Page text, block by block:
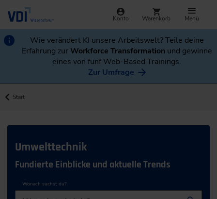
Konto Warenkorb Menü
Wie verändert KI unsere Arbeitswelt? Teile deine
Erfahrung zurWorkforce Transformation und gewinne
eines von fünf Web-Based Trainings.
Zur Umfrage
Start
Umwelttechnik
Fundierte Einblicke und aktuelle Trends
Wonach suchst du?